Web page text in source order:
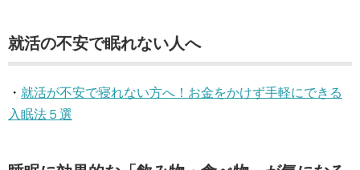
就活の不安で眠れない人へ
・ 就活が不安で寝れない方へ！お金をかけず手軽にできる
入眠法５選